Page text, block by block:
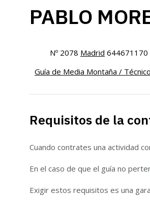
PABLO
Nº 2078 Madrid 644671170
Guía de Media Montaña /
Requisitos de la
Cuando contrates una actividad
En el caso de que el guía no
Exigir estos requisitos es una